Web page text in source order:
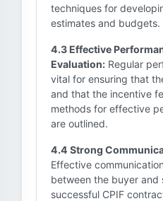
techniques for
estimates and budgets.
4.3 Effective
Evaluation: Regular
vital for ensuring that
and that the incentive
methods for effective
are outlined.
4.4 Strong
Effective
between the buyer and
successful CPIF